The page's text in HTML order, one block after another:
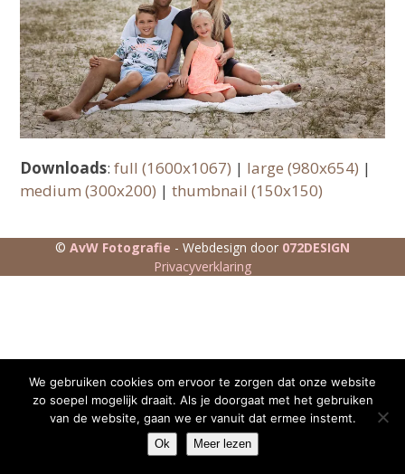
Downloads:full (1600x1067) | large (980x654) |
medium (300x200) |thumbnail (150x150)
© AvW Fotografie - Webdesign door 072DESIGN
Privacyverklaring
We gebruiken cookies om ervoor te zorgen dat onze website
zo soepel mogelijk draait. Als je doorgaat met het gebruiken
van de website, gaan we er vanuit dat ermee instemt.
Ok Meer lezen